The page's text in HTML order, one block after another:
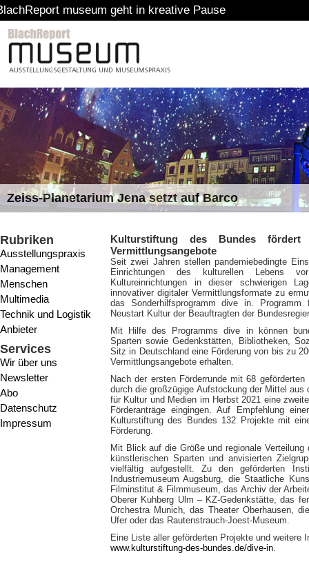
geht in kreative Pause
Zeiss-Planetarium Jena setzt auf Barco
Rubriken
Ausstellungspraxis
Management
Menschen
Multimedia
Technik und Logistik
Anbieter
Services
Wir über uns
Newsletter
Abo
Datenschutz
Impressum
Kulturstiftung des Bundes
Vermittlungsangebote
Seit zwei Jahren stellen pandemiebedingte
Einrichtungen des kulturellen Lebens vor
Kultureinrichtungen in dieser schwierigen
innovativer digitaler Vermittlungsformate zu
das Sonderhilfsprogramm dive in.
Neustart Kultur der Beauftragten der
Mit Hilfe des Programms dive in können
Sparten sowie Gedenkstätten, Bibliotheken,
Sitz in Deutschland eine Förderung von bis zu
Vermittlungsangebote erhalten.
Nach der ersten Förderrunde mit 68
durch die großzügige Aufstockung der Mittel
für Kultur und Medien im Herbst 2021 eine
Förderanträge eingingen. Auf Empfehlung
Kulturstiftung des Bundes 132 Projekte mit
Förderung.
Mit Blick auf die Größe und regionale
künstlerischen Sparten und anvisierten
vielfältig aufgestellt. Zu den geförderten
Industriemuseum Augsburg, die Staatliche
Filminstitut & Filmmuseum, das Archiv der
Oberer Kuhberg Ulm – KZ-Gedenkstätte, das
Orchestra Munich, das Theater Oberhausen,
Ufer oder das Rautenstrauch-Joest-Museum.
Eine Liste aller geförderten Projekte und weitere
www.kulturstiftung-des-bundes.de/dive-in.